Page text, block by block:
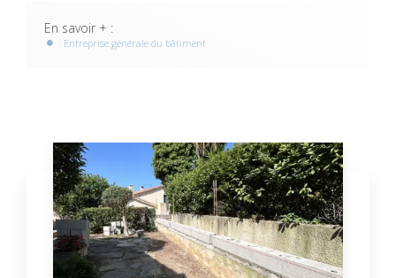
En savoir + :
Entreprise générale du bâtiment